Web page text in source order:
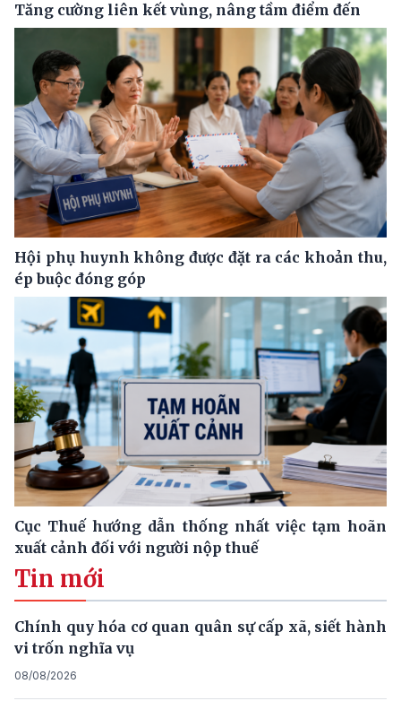
Tăng cường liên kết vùng, nâng tầm điểm đến
Hội phụ huynh không được đặt ra các khoản thu,
ép buộc đóng góp
Cục Thuế hướng dẫn thống nhất việc tạm hoãn
xuất cảnh đối với người nộp thuế
Tin mới
Chính quy hóa cơ quan quân sự cấp xã, siết hành
vi trốn nghĩa vụ
08/08/2026